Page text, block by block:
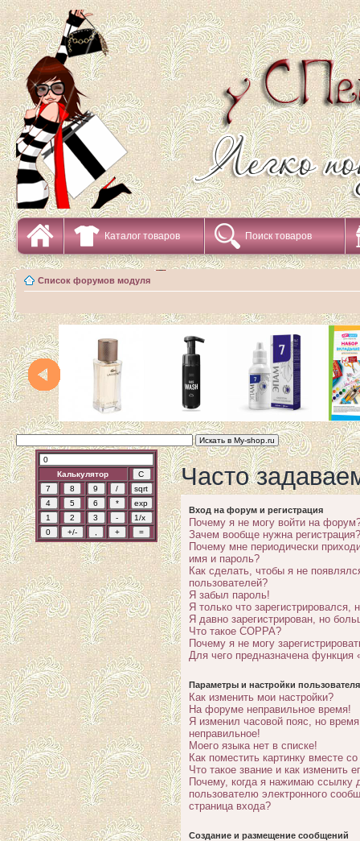
Каталог товаров Поиск товаров
Список форумов модуля
Калькулятор Часто
Вход на форум и регистрация
Почему я не могу войти на
Зачем вообще нужна регистрация?
Почему мне периодически
имя и пароль?
Как сделать, чтобы я не
пользователей?
Я забыл пароль!
Я только что зарегистрировался,
Я давно зарегистрирован, но
Что такое COPPA?
Почему я не могу
Для чего предназначена функция
Параметры и настройки пользователя
Как изменить мои настройки?
На форуме неправильное время!
Я изменил часовой пояс, но
неправильное!
Моего языка нет в списке!
Как поместить картинку вместе
Что такое звание и как изменить
Почему, когда я нажимаю ссылку
пользователю электронного
страница входа?
Создание и размещение сообщений